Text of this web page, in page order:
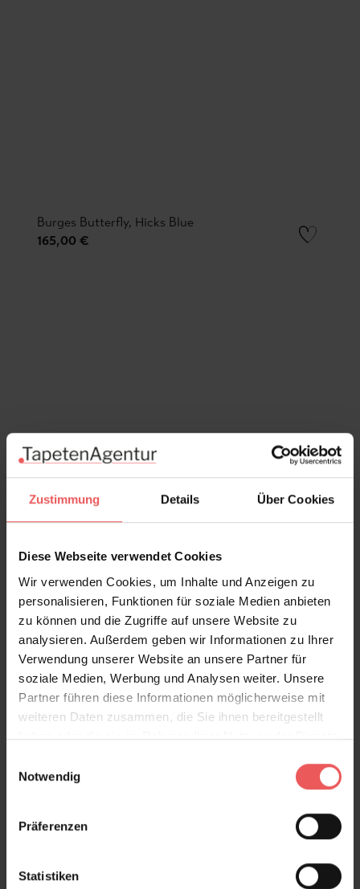
Zustimmung Details Über Cookies
Diese Webseite verwendet Cookies
Wir verwenden Cookies, um Inhalte und Anzeigen zu
personalisieren, Funktionen für soziale Medien anbieten
zu können und die Zugriffe auf unsere Website zu
analysieren. Außerdem geben wir Informationen zu Ihrer
Verwendung unserer Website an unsere Partner für
soziale Medien, Werbung und Analysen weiter. Unsere
Partner führen diese Informationen möglicherweise mit
weiteren Daten zusammen, die Sie ihnen bereitgestellt
haben oder die sie im Rahmen Ihrer Nutzung der Dienste
Notwendig
Präferenzen
Statistiken
Burges Butterfly, Hicks Blue
165,00 €
Capricorn, Boringdon
306,00 €